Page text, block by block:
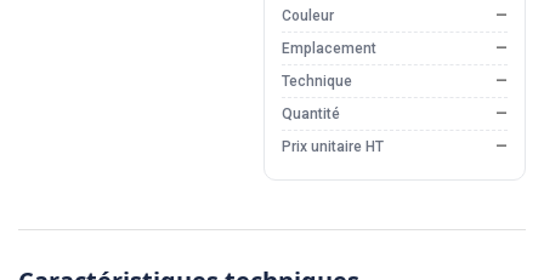
Couleur
—
Emplacement
—
Technique
—
Quantité
—
Prix unitaire HT
—